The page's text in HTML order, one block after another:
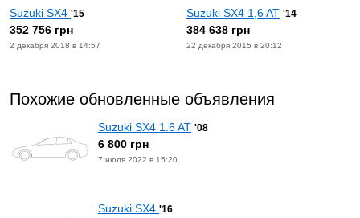
Suzuki SX4 '15
352 756 грн
2 декабря 2018 в 14:57
Suzuki SX4 1,6 AT '14
384 638 грн
22 декабря 2015 в 20:12
Похожие обновленные объявления
Suzuki SX4 1.6 AT '08
6 800 грн
7 июля 2022 в 15:20
Suzuki SX4 '16